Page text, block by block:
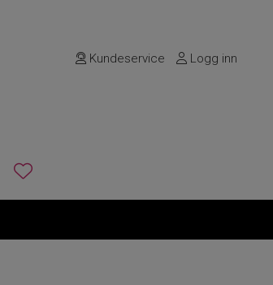
Kundeservice Logg inn